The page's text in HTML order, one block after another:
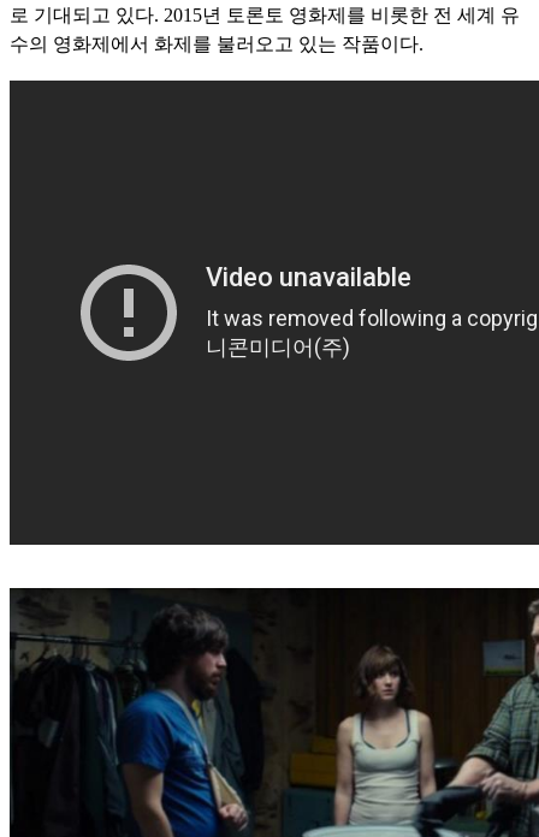
로 기대되고 있다. 2015년 토론토 영화제를 비롯한 전 세계 유
수의 영화제에서 화제를 불러오고 있는 작품이다.